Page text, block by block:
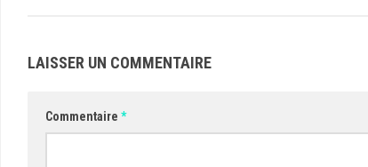
LAISSER UN COMMENTAIRE
Commentaire *